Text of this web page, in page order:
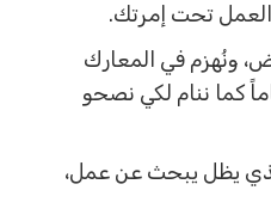
العمل تحت إمرتك.
ونُهزم في المعارك
كما ننام لكي نصحو
يظل يبحث عن عمل،